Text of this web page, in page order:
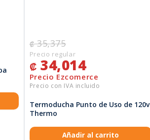
₡35,375
₡ 34,014
Termoducha Punto de Uso de 120v
Thermo
Añadir al carrito